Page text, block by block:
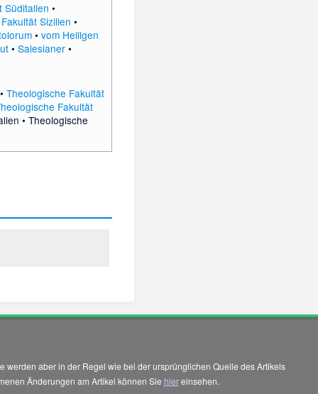
Süditalien •
Sizilien •
• vom Heiligen
• Salesianer•
Theologische Fakultät
Fakultät
• Theologische
aber in der Regel wie bei der ursprünglichen Quelle des Artikels
Änderungen am Artikel können Sie hiereinsehen.